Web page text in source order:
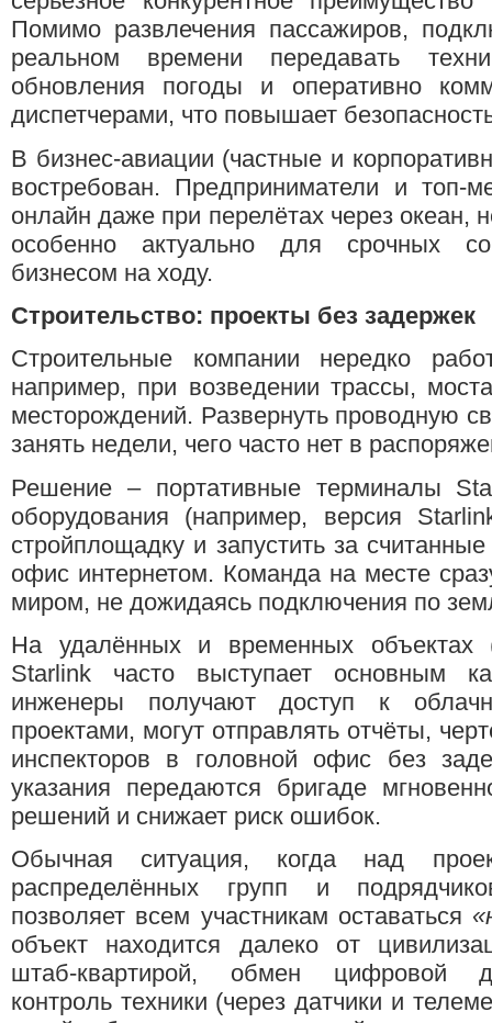
Помимо развлечения пассажиров,
реальном времени передавать
обновления погоды и оперативно
диспетчерами, что повышает
В бизнес-авиации (частные и
востребован. Предприниматели и топ-
онлайн даже при перелётах через океан,
особенно актуально для срочных
бизнесом на ходу.
Строительство: проекты без задержек
Строительные компании нередко
например, при возведении трассы,
месторождений. Развернуть проводную
занять недели, чего часто нет в
Решение – портативные терминалы
оборудования (например, версия
стройплощадку и запустить за
офис интернетом. Команда на месте
миром, не дожидаясь подключения по
На удалённых и временных объектах
Starlink часто выступает основным
инженеры получают доступ к
проектами, могут отправлять отчёты,
инспекторов в головной офис без
указания передаются бригаде
решений и снижает риск ошибок.
Обычная ситуация, когда над
распределённых групп и
позволяет всем участникам оставаться
объект находится далеко от
штаб-квартирой, обмен цифровой
контроль техники (через датчики и